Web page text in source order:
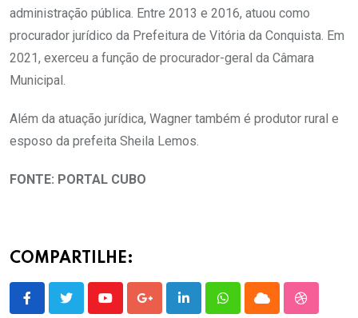
administração pública. Entre 2013 e 2016, atuou como
procurador jurídico da Prefeitura de Vitória da Conquista. Em
2021, exerceu a função de procurador-geral da Câmara
Municipal.
Além da atuação jurídica, Wagner também é produtor rural e
esposo da prefeita Sheila Lemos.
FONTE: PORTAL CUBO
COMPARTILHE:
YoutubeGoogle+LinkedInWhatsappCloud